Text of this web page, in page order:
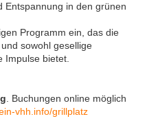
Entspannung in den grünen
Programm ein, das die
sowohl gesellige
Impulse bietet.
. Buchungen online möglich
vhh.info/grillplatz